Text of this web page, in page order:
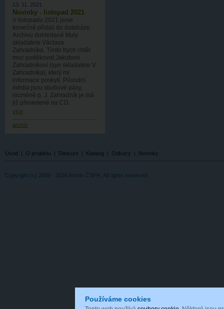
13. 11. 2021
Novinky - listopad 2021
V listopadu 2021 jsme
konečně přidali do databáze
Archivu dohledané tituly
skladatele Václava
Zahradníka. Tímto bych chtěl
moc poděkovat Jakubovi
Zahradníkovi (syn skladatele V.
Zahradníka), který mi
informace poskytl. Původní
média jsou studiové pásy,
nicméně p. J. Zahradník je má
již převedené na CD.
více
archív
Úvod O projektu Diskuze Katalog Odkazy Novinky
Copyright (c) 2009 - 2026 Archiv ČSFH. All rights reserved.
Používáme cookies